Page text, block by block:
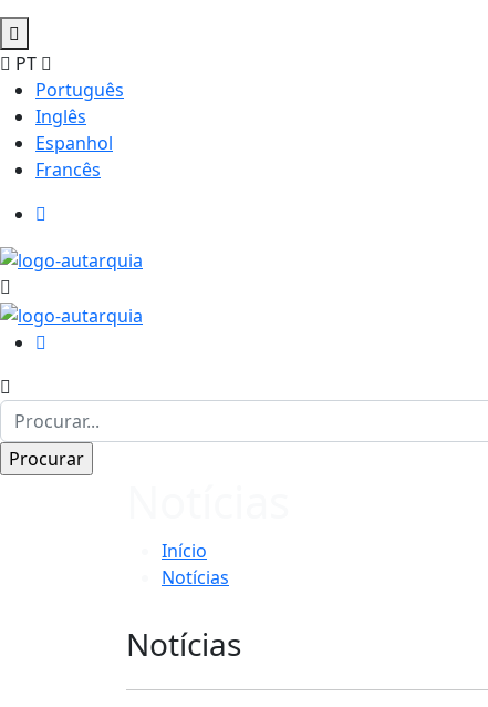
PT
Português
Inglês
Espanhol
Francês
Início
Notícias
Notícias